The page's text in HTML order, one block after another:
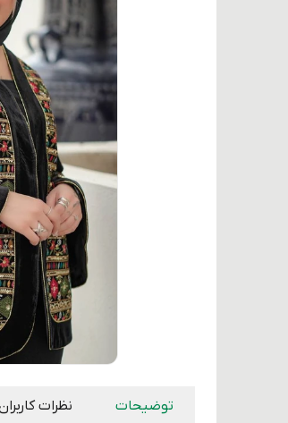
توضیحات نظرات